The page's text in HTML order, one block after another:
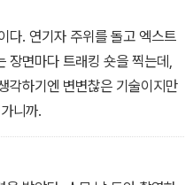
다. 연기자 주위를 돌고 엑스트
장면마다 트래킹 숏을 찍는데,
각하기엔 변변찮은 기술이지만
니까.